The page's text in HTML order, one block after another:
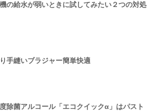
の給水が弱いときに試してみたい２つの対処
手縫いブラジャー簡単快適
除菌アルコール「エコクイックα」はパスト